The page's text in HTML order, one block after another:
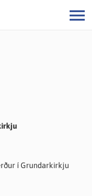
í Grundarkirkju